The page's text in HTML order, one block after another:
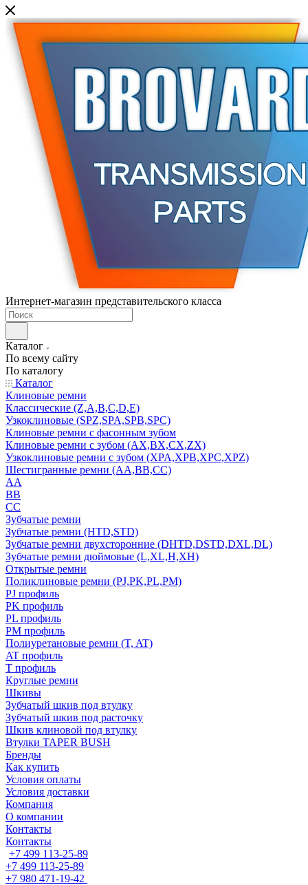
Интернет-магазин представительского класса
Каталог
По всему сайту
По каталогу
Каталог
Клиновые ремни
Классические (Z,A,B,C,D,E)
Узкоклиновые (SPZ,SPA,SPB,SPC)
Клиновые ремни с фасонным зубом
Клиновые ремни с зубом (AX,BX,CX,ZX)
Узкоклиновые ремни с зубом (XPA,XPB,XPC,XPZ)
Шестигранные ремни (AA,BB,CC)
AA
BB
CC
Зубчатые ремни
Зубчатые ремни (HTD,STD)
Зубчатые ремни двухсторонние (DHTD,DSTD,DXL,DL)
Зубчатые ремни дюймовые (L,XL,H,XH)
Открытые ремни
Поликлиновые ремни (PJ,PK,PL,PM)
PJ профиль
PK профиль
PL профиль
PM профиль
Полиуретановые ремни (T, AT)
AT профиль
T профиль
Круглые ремни
Шкивы
Зубчатый шкив под втулку
Зубчатый шкив под расточку
Шкив клиновой под втулку
Втулки TAPER BUSH
Бренды
Как купить
Условия оплаты
Условия доставки
Компания
О компании
Контакты
Контакты
+7 499 113-25-89
+7 499 113-25-89
+7 980 471-19-42